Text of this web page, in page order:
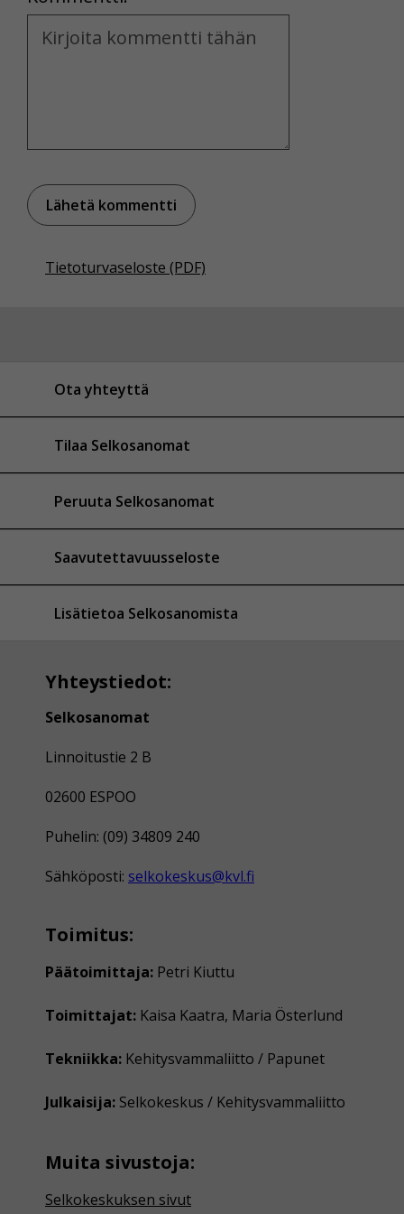
Kommentti
Tietoturvaseloste (PDF)
Ota yhteyttä
Tilaa Selkosanomat
Peruuta Selkosanomat
Saavutettavuusseloste
Lisätietoa Selkosanomista
Yhteystiedot:
Selkosanomat
Linnoitustie 2 B
02600 ESPOO
Puhelin: (09) 34809 240
Sähköposti: selkokeskus@kvl.fi
Toimitus:
Päätoimittaja: Petri Kiuttu
Toimittajat: Kaisa Kaatra, Maria Österlund
Tekniikka: Kehitysvammaliitto / Papunet
Julkaisija: Selkokeskus / Kehitysvammaliitto
Muita sivustoja:
Selkokeskuksen sivut